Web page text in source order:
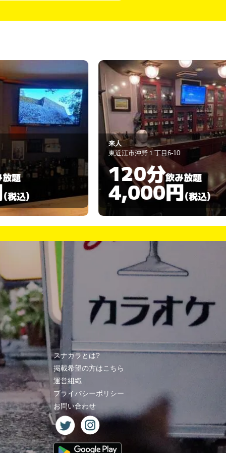
江市沖野１丁目6-10
分 飲み放題
円(税込)
Emma
東近江市東沖野3
90分
スナカラとは?
掲載希望の方はこちら
運営組織
プライバシーポリシー
お問い合わせ